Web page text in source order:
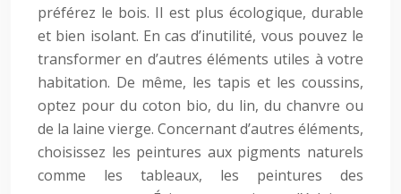
préférez le bois. Il est plus écologique, durable
et bien isolant. En cas d’inutilité, vous pouvez le
transformer en d’autres éléments utiles à votre
habitation. De même, les tapis et les coussins,
optez pour du coton bio, du lin, du chanvre ou
de la laine vierge. Concernant d’autres éléments,
choisissez les peintures aux pigments naturels
comme les tableaux, les peintures des